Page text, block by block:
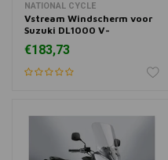
NATIONAL CYCLE
Vstream Windscherm voor
Suzuki DL1000 V-
Strom/Adventure/DL650 V-
Strom | Helder
€183,73